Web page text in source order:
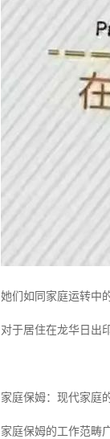
她们如同家庭运转中
对于居住在龙华日出
家庭保姆：现代家庭
家庭保姆的工作范畴